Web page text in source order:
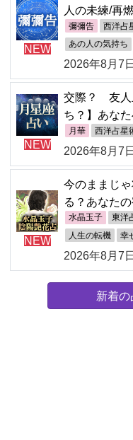
NEW
人の未練/再
彌彌告 西洋占
あの人の気持ち
2026年8月7日
NEW
交際？ 友人
ち？】あな
月華 西洋占星
2026年8月7日
NEW
今のままじゃ
る？あなた
水晶玉子 東洋
人生の転機 幸
2026年8月7
新着の